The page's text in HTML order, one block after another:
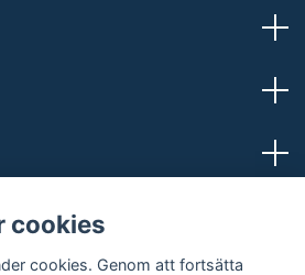
cookies
cookies. Genom att fortsätta